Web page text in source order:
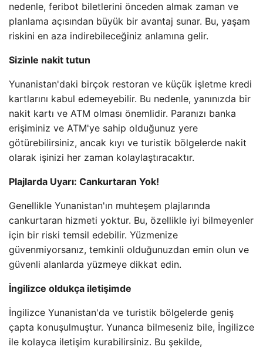
nedenle, feribot biletlerini önceden almak zaman ve
planlama açısından büyük bir avantaj sunar. Bu, yaşam
riskini en aza indirebileceğiniz anlamına gelir.
Sizinle nakit tutun
Yunanistan'daki birçok restoran ve küçük işletme kredi
kartlarını kabul edemeyebilir. Bu nedenle, yanınızda bir
nakit kartı ve ATM olması önemlidir. Paranızı banka
erişiminiz ve ATM'ye sahip olduğunuz yere
götürebilirsiniz, ancak kıyı ve turistik bölgelerde nakit
olarak işinizi her zaman kolaylaştıracaktır.
Plajlarda Uyarı: Cankurtaran Yok!
Genellikle Yunanistan'ın muhteşem plajlarında
cankurtaran hizmeti yoktur. Bu, özellikle iyi bilmeyenler
için bir riski temsil edebilir. Yüzmenize
güvenmiyorsanız, temkinli olduğunuzdan emin olun ve
güvenli alanlarda yüzmeye dikkat edin.
İngilizce oldukça iletişimde
İngilizce Yunanistan'da ve turistik bölgelerde geniş
çapta konuşulmuştur. Yunanca bilmeseniz bile, İngilizce
ile kolayca iletişim kurabilirsiniz. Bu şekilde,